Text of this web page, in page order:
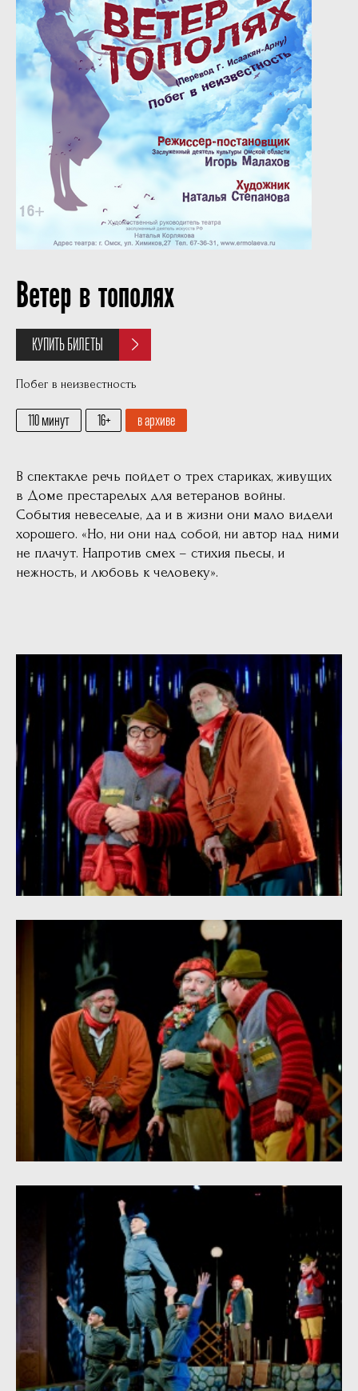
Ветер в тополях
КУПИТЬ БИЛЕТЫ
Побег в неизвестность
110 минут 16 в архиве
В спектакле речь пойдет о трех стариках, живущих
в Доме престарелых для ветеранов войны.
События невеселые, да и в жизни они мало видели
хорошего. «Но, ни они над собой, ни автор над ними
не плачут. Напротив смех – стихия пьесы, и
нежность, и любовь к человеку».